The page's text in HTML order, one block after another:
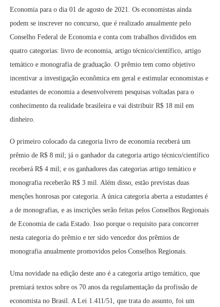
Economia para o dia 01 de agosto de 2021. Os economistas ainda
podem se inscrever no concurso, que é realizado anualmente pelo
Conselho Federal de Economia e conta com trabalhos divididos em
quatro categorias: livro de economia, artigo técnico/científico, artigo
temático e monografia de graduação. O prêmio tem como objetivo
incentivar a investigação econômica em geral e estimular economistas e
estudantes de economia a desenvolverem pesquisas voltadas para o
conhecimento da realidade brasileira e vai distribuir R$ 18 mil em
dinheiro.
O primeiro colocado da categoria livro de economia receberá um
prêmio de R$ 8 mil; já o ganhador da categoria artigo técnico/científico
receberá R$ 4 mil; e os ganhadores das categorias artigo temático e
monografia receberão R$ 3 mil. Além disso, estão previstas duas
menções honrosas por categoria. A única categoria aberta a estudantes é
a de monografias, e as inscrições serão feitas pelos Conselhos Regionais
de Economia de cada Estado. Isso porque o requisito para concorrer
nesta categoria do prêmio e ter sido vencedor dos prêmios de
monografia anualmente promovidos pelos Conselhos Regionais.
Uma novidade na edição deste ano é a categoria artigo temático, que
premiará textos sobre os 70 anos da regulamentação da profissão de
economista no Brasil. A Lei 1.411/51, que trata do assunto, foi um